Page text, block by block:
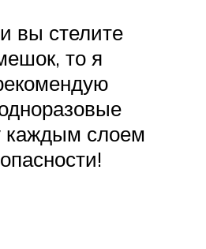
вы стелите
то я
каждым слоем